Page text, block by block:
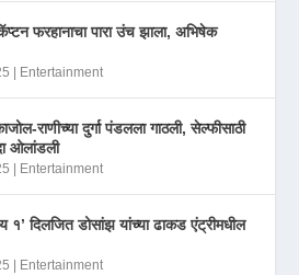
फरहानाचा पारा उंच झाला, अभिषेक
Entertainment
राणीच्या दुर्गा पंडलला गाठली, सेल्फीसाठी
ओलांडली
Entertainment
१’ दिलजित डोसांझ यांच्या ढाकड एंट्रीमधील
Entertainment